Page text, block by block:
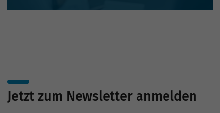
Jetzt zum Newsletter anmelden